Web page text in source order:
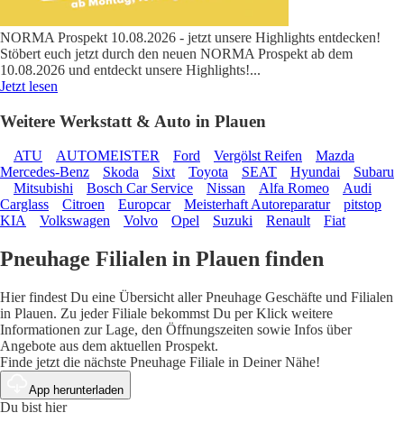
NORMA Prospekt 10.08.2026 - jetzt unsere Highlights entdecken!
Stöbert euch jetzt durch den neuen NORMA Prospekt ab dem
10.08.2026 und entdeckt unsere Highlights!...
Jetzt lesen
Weitere Werkstatt & Auto in Plauen
ATU AUTOMEISTER Ford Vergölst Reifen
Mazda
Mercedes-Benz
Skoda Sixt Toyota SEAT Hyundai
Subaru
Mitsubishi
Bosch Car Service Nissan Alfa Romeo
Audi
Carglass
Citroen Europcar Meisterhaft Autoreparatur
pitstop
KIA
Volkswagen Volvo Opel Suzuki Renault Fiat
Pneuhage Filialen in Plauen finden
Hier findest Du eine Übersicht aller Pneuhage Geschäfte und Filialen
in Plauen. Zu jeder Filiale bekommst Du per Klick weitere
Informationen zur Lage, den Öffnungszeiten sowie Infos über
Angebote aus dem aktuellen Prospekt.
Finde jetzt die nächste Pneuhage Filiale in Deiner Nähe!
App herunterladen
Du bist hier